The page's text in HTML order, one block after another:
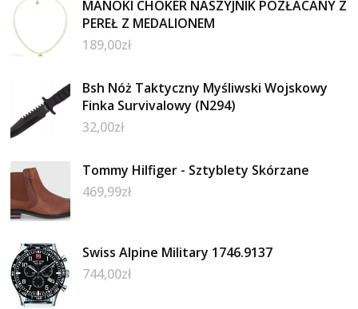
MANOKI CHOKER NASZYJNIK POZŁACANY Z
PEREŁ Z MEDALIONEM
189,00zł
Bsh Nóż Taktyczny Myśliwski Wojskowy
Finka Survivalowy (N294)
32,00zł
Tommy Hilfiger - Sztyblety Skórzane
469,99zł
Swiss Alpine Military 1746.9137
744,00zł